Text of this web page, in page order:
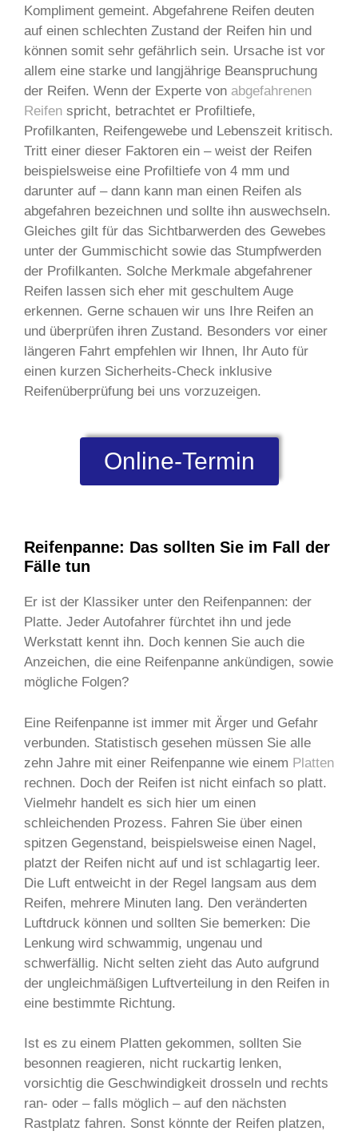
Kompliment gemeint. Abgefahrene Reifen deuten
auf einen schlechten Zustand der Reifen hin und
können somit sehr gefährlich sein. Ursache ist vor
allem eine starke und langjährige Beanspruchung
der Reifen. Wenn der Experte von abgefahrenen
Reifen spricht, betrachtet er Profiltiefe,
Profilkanten, Reifengewebe und Lebenszeit kritisch.
Tritt einer dieser Faktoren ein – weist der Reifen
beispielsweise eine Profiltiefe von 4 mm und
darunter auf – dann kann man einen Reifen als
abgefahren bezeichnen und sollte ihn auswechseln.
Gleiches gilt für das Sichtbarwerden des Gewebes
unter der Gummischicht sowie das Stumpfwerden
der Profilkanten. Solche Merkmale abgefahrener
Reifen lassen sich eher mit geschultem Auge
erkennen. Gerne schauen wir uns Ihre Reifen an
und überprüfen ihren Zustand. Besonders vor einer
längeren Fahrt empfehlen wir Ihnen, Ihr Auto für
einen kurzen Sicherheits-Check inklusive
Reifenüberprüfung bei uns vorzuzeigen.
Online-Termin
Reifenpanne: Das sollten Sie im Fall der
Fälle tun
Er ist der Klassiker unter den Reifenpannen: der
Platte. Jeder Autofahrer fürchtet ihn und jede
Werkstatt kennt ihn. Doch kennen Sie auch die
Anzeichen, die eine Reifenpanne ankündigen, sowie
mögliche Folgen?
Eine Reifenpanne ist immer mit Ärger und Gefahr
verbunden. Statistisch gesehen müssen Sie alle
zehn Jahre mit einer Reifenpanne wie einem Platten
rechnen. Doch der Reifen ist nicht einfach so platt.
Vielmehr handelt es sich hier um einen
schleichenden Prozess. Fahren Sie über einen
spitzen Gegenstand, beispielsweise einen Nagel,
platzt der Reifen nicht auf und ist schlagartig leer.
Die Luft entweicht in der Regel langsam aus dem
Reifen, mehrere Minuten lang. Den veränderten
Luftdruck können und sollten Sie bemerken: Die
Lenkung wird schwammig, ungenau und
schwerfällig. Nicht selten zieht das Auto aufgrund
der ungleichmäßigen Luftverteilung in den Reifen in
eine bestimmte Richtung.
Ist es zu einem Platten gekommen, sollten Sie
besonnen reagieren, nicht ruckartig lenken,
vorsichtig die Geschwindigkeit drosseln und rechts
ran- oder – falls möglich – auf den nächsten
Rastplatz fahren. Sonst könnte der Reifen platzen,